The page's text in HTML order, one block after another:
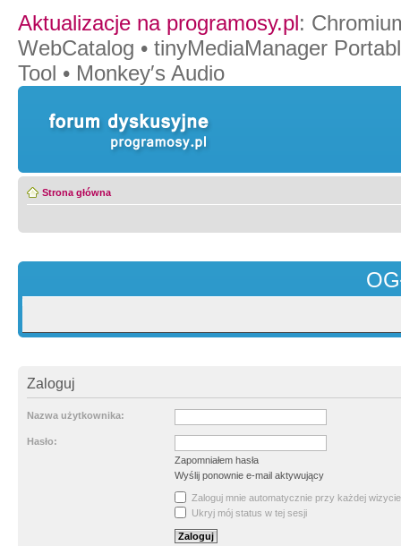
Aktualizacje na programosy.pl:
WebCatalog • tinyMediaManager
Tool • Monkey′s Audio
Strona główna
Zaloguj
Nazwa użytkownika:
Hasło:
Zapomniałem hasła
Wyślij ponownie e-mail aktywujący
Zaloguj mnie automatycznie przy każdej wizycie
Ukryj mój status w tej sesji